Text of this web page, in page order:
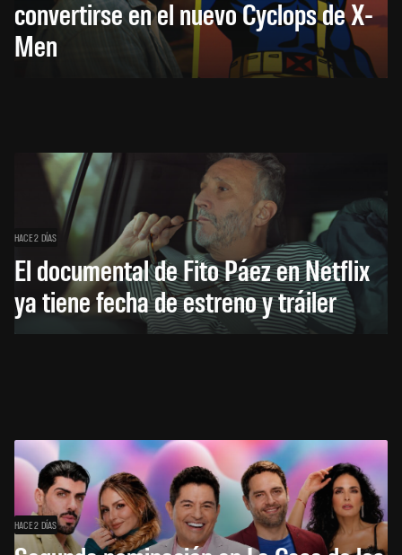
convertirse en el nuevo Cyclops de X-
Men
HACE 2 DÍAS
El documental de Fito Páez en Netflix
ya tiene fecha de estreno y tráiler
HACE 2 DÍAS